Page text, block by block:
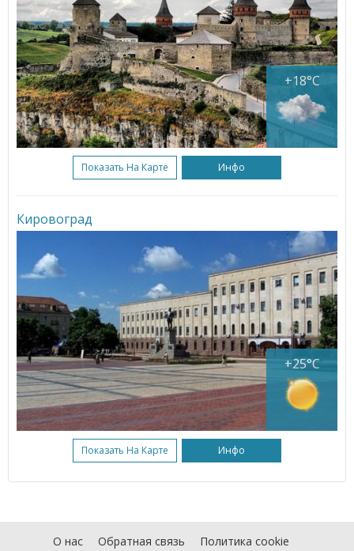
+18°C
Показать На Карте Инфо
Кировоград
+25°C
Показать На Карте Инфо
О нас Обратная связь
Политика cookie